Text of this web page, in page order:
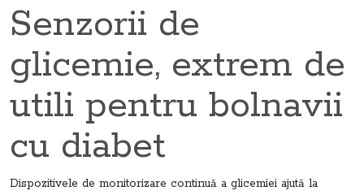
Senzorii de
glicemie, extrem de
utili pentru bolnavii
cu diabet
Dispozitivele de monitorizare continuă a glicemiei ajută la